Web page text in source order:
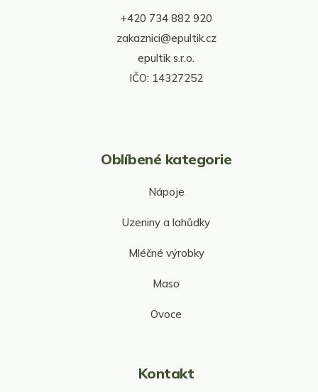
r
v
k
y
v
ý
+420 734 882 920
zakaznici@epultik.cz
epultik s.r.o.
IČO: 14327252
Oblíbené kategorie
Nápoje
Uzeniny a lahůdky
Mléčné výrobky
Maso
Ovoce
Kontakt